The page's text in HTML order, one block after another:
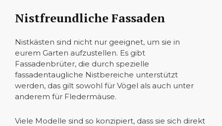
Nistfreundliche Fassaden
Nistkästen sind nicht nur geeignet, um sie in
eurem Garten aufzustellen. Es gibt
Fassadenbrüter, die durch spezielle
fassadentaugliche Nistbereiche unterstützt
werden, das gilt sowohl für Vögel als auch unter
anderem für Fledermäuse.
Viele Modelle sind so konzipiert, dass sie sich direkt